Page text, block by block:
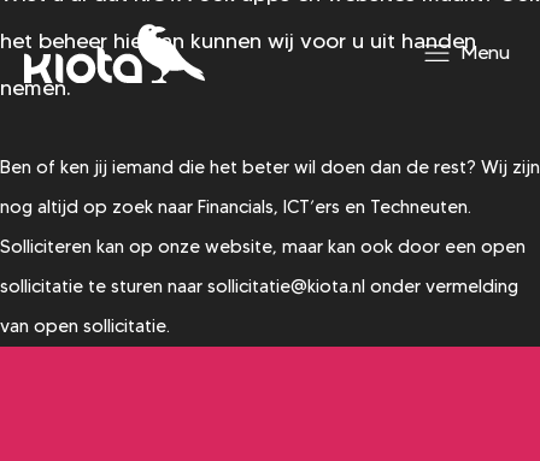
Menu
het beheer hiervan kunnen wij voor u uit handen
nemen.
Ben of ken jij iemand die het beter wil doen dan de rest? Wij zijn
nog altijd op zoek naar Financials, ICT’ers en Techneuten.
Solliciteren kan op onze website, maar kan ook door een open
sollicitatie te sturen naar sollicitatie@kiota.nl onder vermelding
van open sollicitatie.